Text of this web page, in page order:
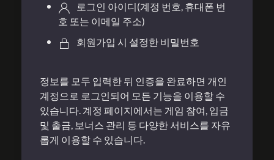
로그인 아이디(계정 번호, 휴대폰 번
호 또는 이메일 주소)
회원가입 시 설정한 비밀번호
정보를 모두 입력한 뒤 인증을 완료하면 개인
계정으로 로그인되어 모든 기능을 이용할 수
있습니다. 계정 페이지에서는 게임 참여, 입금
및 출금, 보너스 관리 등 다양한 서비스를 자유
롭게 이용할 수 있습니다.